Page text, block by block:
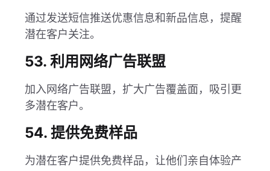
通过发送短信推送优惠信息和新品信息，提醒
潜在客户关注。
53. 利用网络广告联盟
加入网络广告联盟，扩大广告覆盖面，吸引更
多潜在客户。
54. 提供免费样品
为潜在客户提供免费样品，让他们亲自体验产